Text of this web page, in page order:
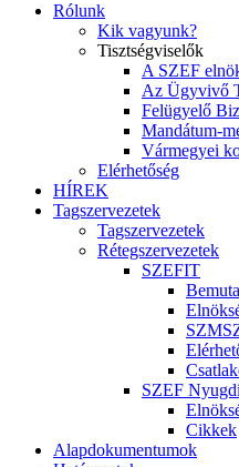
Rólunk
Kik vagyunk?
Tisztségviselők
A SZEF
Az Ügyvivő
Felügyelő
Mandátum-
Vármegyei
Elérhetőség
HÍREK
Tagszervezetek
Tagszervezetek
Rétegszervezetek
SZEFIT
SZEF
Cikkek
Alapdokumentumok